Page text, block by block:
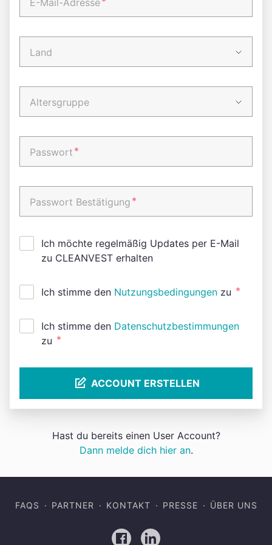
E-Mail-Adresse
Land
Altersgruppe
Passwort *
Passwort Bestätigung *
Ich möchte regelmäßig Updates per E-Mail
zu CLEANVEST erhalten
Ich stimme den Nutzungsbedingungen zu *
Ich stimme den Datenschutzbestimmungen
zu *
ACCOUNT ERSTELLEN
Hast du bereits einen User Account?
Dann melde dich hier an.
FAQS PARTNER KONTAKT PRESSE ÜBER UNS